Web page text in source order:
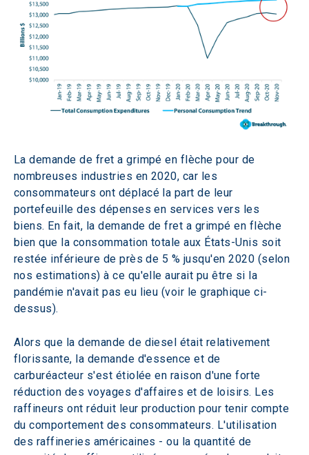
La demande de fret a grimpé en flèche pour de
nombreuses industries en 2020, car les
consommateurs ont déplacé la part de leur
portefeuille des dépenses en services vers les
biens. En fait, la demande de fret a grimpé en flèche
bien que la consommation totale aux États-Unis soit
restée inférieure de près de 5 % jusqu'en 2020 (selon
nos estimations) à ce qu'elle aurait pu être si la
pandémie n'avait pas eu lieu (voir le graphique ci-
dessus).
Alors que la demande de diesel était relativement
florissante, la demande d'essence et de
carburéacteur s'est étiolée en raison d'une forte
réduction des voyages d'affaires et de loisirs. Les
raffineurs ont réduit leur production pour tenir compte
du comportement des consommateurs. L'utilisation
des raffineries américaines - ou la quantité de